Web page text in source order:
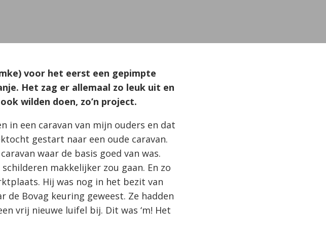
voor het eerst een gepimpte
Het zag er allemaal zo leuk uit en
wilden doen, zo’n project.
in een caravan van mijn ouders en dat
gestart naar een oude caravan.
waar de basis goed van was.
makkelijker zou gaan. En zo
Hij was nog in het bezit van
de Bovag keuring geweest. Ze hadden
vrij nieuwe luifel bij. Dit was ‘m! Het